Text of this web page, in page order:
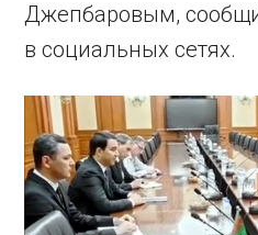
Джепбаровым,
в социальных сетях.